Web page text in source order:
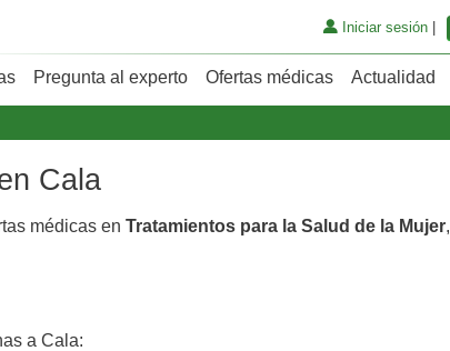
Iniciar sesión|
Pregunta al experto Ofertas médicas Actualidad
Cala
médicas en Tratamientos para la Salud de la Mujer,
a Cala: